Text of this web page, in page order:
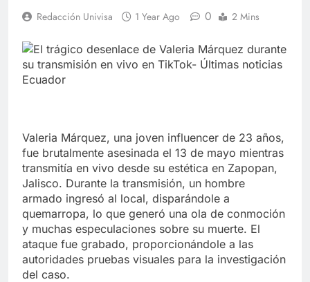
Redacción Univisa 1 Year Ago 0 2 Mins
Valeria Márquez, una joven influencer de 23 años,
fue brutalmente asesinada el 13 de mayo mientras
transmitía en vivo desde su estética en Zapopan,
Jalisco. Durante la transmisión, un hombre
armado ingresó al local, disparándole a
quemarropa, lo que generó una ola de conmoción
y muchas especulaciones sobre su muerte. El
ataque fue grabado, proporcionándole a las
autoridades pruebas visuales para la investigación
del caso.